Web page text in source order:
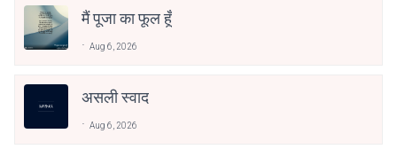
मैं पूजा का फूल हूँ
Aug 6, 2026
असली स्वाद
Aug 6, 2026